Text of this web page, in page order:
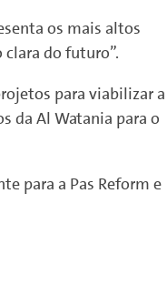
os mais altos
do futuro”.
para viabilizar a
da Al Watania para o
para a Pas Reform e